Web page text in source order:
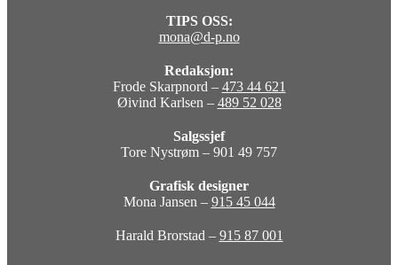
TIPS OSS:
mona@d-p.no
Redaksjon:
Frode Skarpnord – 473 44 621
Øivind Karlsen – 489 52 028
Salgssjef
Tore Nystrøm – 901 49 757
Grafisk designer
Mona Jansen – 915 45 044
Harald Brorstad – 915 87 001